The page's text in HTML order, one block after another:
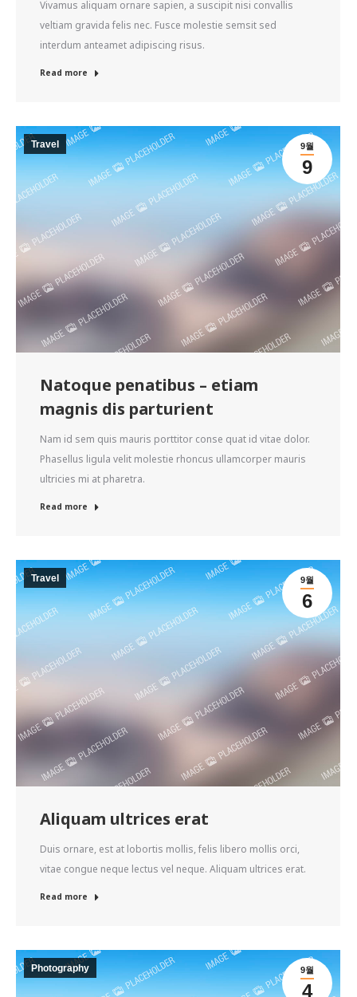
Vivamus aliquam ornare sapien, a suscipit nisi convallis
veltiam gravida felis nec. Fusce molestie semsit sed
interdum anteamet adipiscing risus.
Read more
9월
9
Travel
Natoque penatibus – etiam
magnis dis parturient
Nam id sem quis mauris porttitor conse quat id vitae dolor.
Phasellus ligula velit molestie rhoncus ullamcorper mauris
ultricies mi at pharetra.
Read more
9월
6
Travel
Aliquam ultrices erat
Duis ornare, est at lobortis mollis, felis libero mollis orci,
vitae congue neque lectus vel neque. Aliquam ultrices erat.
Read more
9월
4
Photography